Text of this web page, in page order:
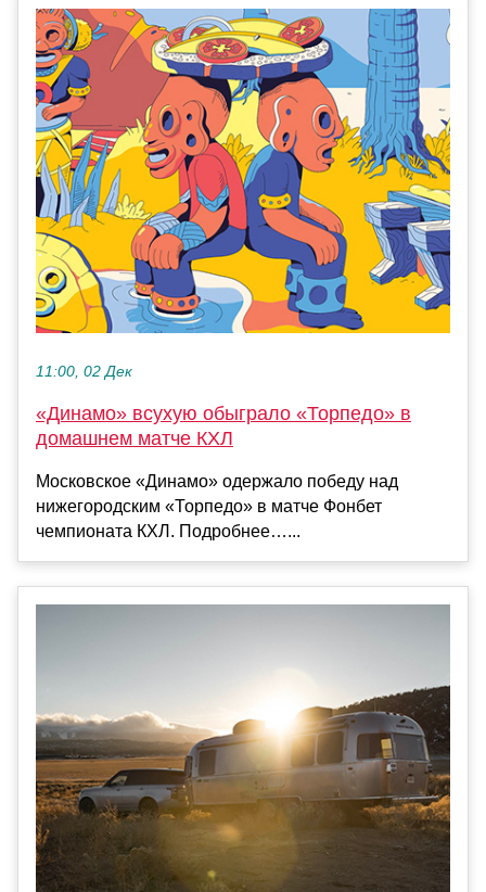
11:00, 02 Дек
«Динамо» всухую обыграло «Торпедо» в
домашнем матче КХЛ
Московское «Динамо» одержало победу над
нижегородским «Торпедо» в матче Фонбет
чемпионата КХЛ. Подробнее…...